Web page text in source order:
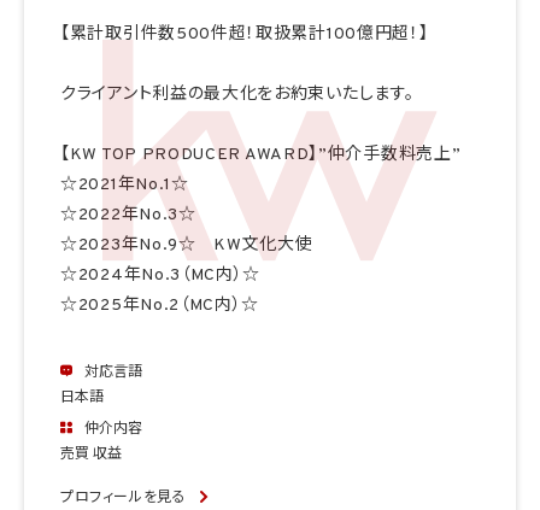
【累計取引件数500件超！取扱累計100億円超！】
クライアント利益の最大化をお約束いたします。
【KW TOP PRODUCER AWARD】”仲介手数料売上”
☆2021年No.1☆
☆2022年No.3☆
☆2023年No.9☆ KW文化大使
☆2024年No.3（MC内）☆
☆2025年No.2（MC内）☆
対応言語
日本語
仲介内容
売買 収益
プロフィールを見る